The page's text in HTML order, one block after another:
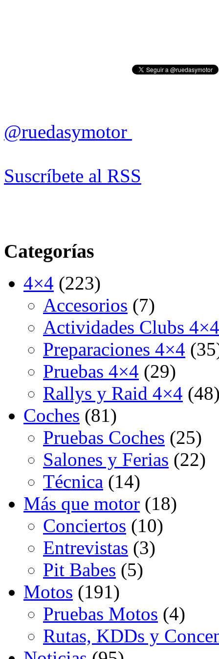
@ruedasymotor
Suscríbete al RSS
Categorías
4×4 (223)
Accesorios (7)
Actividades Clubs 4×4
Preparaciones 4×4
Pruebas 4×4 (29)
Rallys y Raid 4×4
Coches (81)
Pruebas Coches (25)
Salones y Ferias (22)
Técnica (14)
Más que motor (18)
Conciertos (10)
Entrevistas (3)
Pit Babes (5)
Motos (191)
Pruebas Motos (4)
Rutas, KDDs y